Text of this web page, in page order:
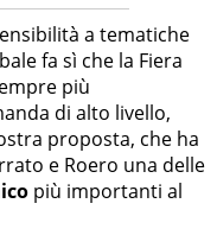
a tematiche
fa sì che la Fiera
più
di alto livello,
proposta, che ha
e Roero una delle
più importanti al